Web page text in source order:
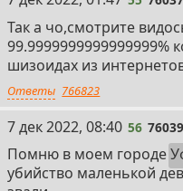
Так а чо,смотрите
99.9999999999999999%
шизоидах из
Ответы 766823
56
7 дек 2022, 08:40 56
Помню в моем городе
убийство маленькой